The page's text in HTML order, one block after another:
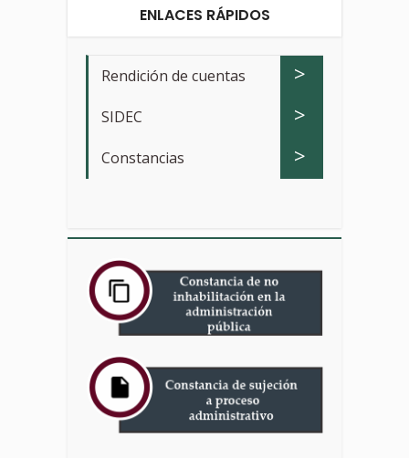
ENLACES RÁPIDOS
Rendición de cuentas >
SIDEC >
Constancias >